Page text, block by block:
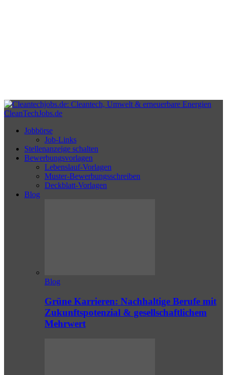
CleanTechJobs.de
Jobbörse
Job-Links
Stellenanzeige schalten
Bewerbungsvorlagen
Lebenslauf-Vorlagen
Muster-Bewerbungsschreiben
Deckblatt-Vorlagen
Blog
Blog
Grüne Karrieren: Nachhaltige Berufe mit
Zukunftspotenzial & gesellschaftlichem
Mehrwert